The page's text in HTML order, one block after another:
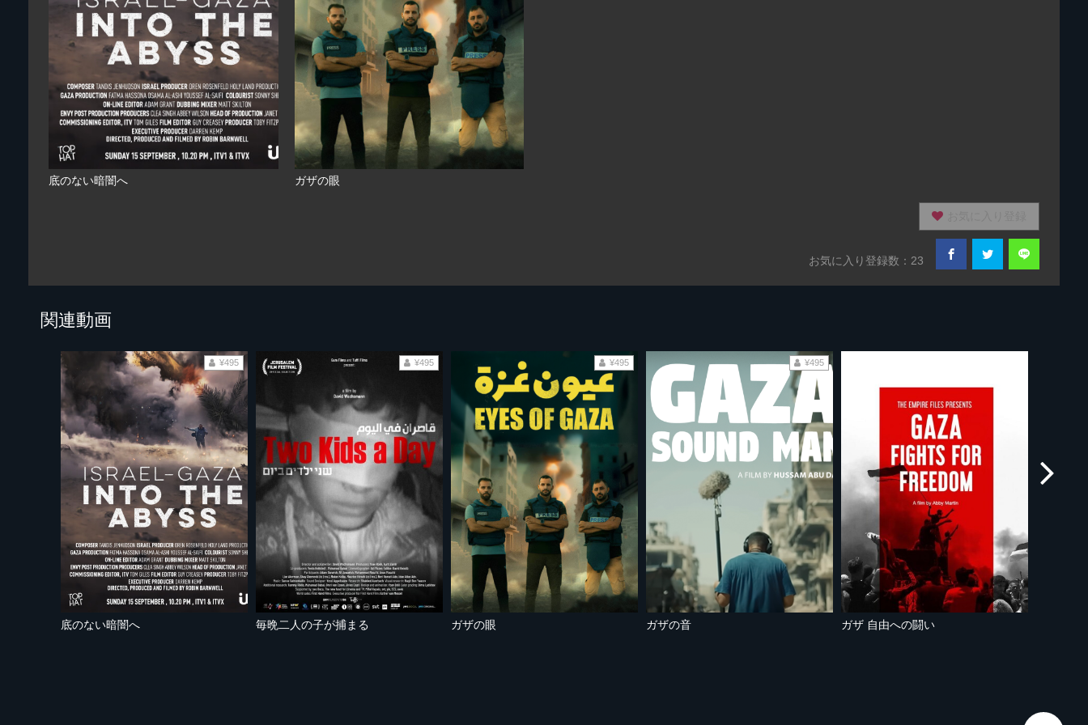
底のない暗闇へ ガザの眼
お気に入り登録数：23
関連動画
底のない暗闇へ
¥495
毎晩二人の子が捕まる
¥495
ガザの眼
¥495
ガザの音
¥495
ガザ 自由への闘い